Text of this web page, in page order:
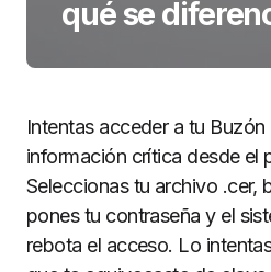
qué se
Intentas acceder a tu
información crítica desde el
Seleccionas tu archivo .cer,
pones tu contraseña y el
rebota el acceso. Lo